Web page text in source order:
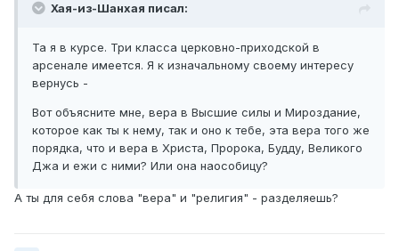
Хая-из-Шанхая писал:
Та я в курсе. Три класса церковно-приходской в
арсенале имеется. Я к изначальному своему интересу
вернусь -
Вот объясните мне, вера в Высшие силы и Мироздание,
которое как ты к нему, так и оно к тебе, эта вера того же
порядка, что и вера в Христа, Пророка, Будду, Великого
Джа и ежи с ними? Или она наособицу?
А ты для себя слова "вера" и "религия" - разделяешь?